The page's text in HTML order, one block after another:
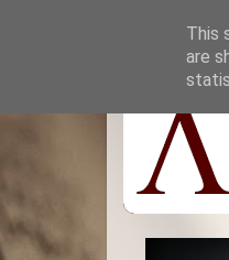
This
are